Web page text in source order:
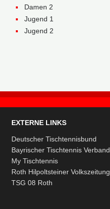
Damen 2
Jugend 1
Jugend 2
EXTERNE LINKS
Deutscher Tischtennisbund
Bayrischer Tischtennis Verband
My Tischtennis
Roth Hilpoltsteiner Volkszeitung
TSG 08 Roth